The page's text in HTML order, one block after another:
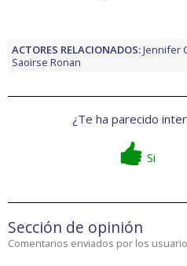
ACTORES RELACIONADOS:Jennifer
Saoirse Ronan
¿Te ha parecido
Si
Sección de opinión
Comentarios enviados por los